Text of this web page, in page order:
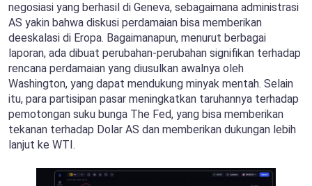
negosiasi yang berhasil di Geneva, sebagaimana administrasi
AS yakin bahwa diskusi perdamaian bisa memberikan
deeskalasi di Eropa. Bagaimanapun, menurut berbagai
laporan, ada dibuat perubahan-perubahan signifikan terhadap
rencana perdamaian yang diusulkan awalnya oleh
Washington, yang dapat mendukung minyak mentah. Selain
itu, para partisipan pasar meningkatkan taruhannya terhadap
pemotongan suku bunga The Fed, yang bisa memberikan
tekanan terhadap Dolar AS dan memberikan dukungan lebih
lanjut ke WTI.